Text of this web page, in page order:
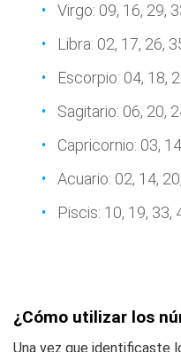
Virgo: 09, 16, 29,
Libra: 02, 17, 26,
Escorpio: 04, 18,
Sagitario: 06, 20,
Capricornio: 03,
Acuario: 02, 14,
Piscis: 10, 19, 33,
¿Cómo utilizar los
Una vez que identificaste